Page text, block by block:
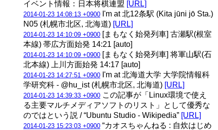
イベント情報：日本将棋連盟 [URL]
2014-01-23 14:08:13 +0900 I'm at 北12条駅 (Kita jūni jō Sta.)
N05 (札幌市北区, 北海道) [URL]
2014-01-23 14:10:09 +0900 [まもなく始発列車] 古瀬駅(根室
本線) 帯広方面始発 14:21 [auto]
2014-01-23 14:10:09 +0900 [まもなく始発列車] 将軍山駅(石
北本線) 上川方面始発 14:17 [auto]
2014-01-23 14:27:51 +0900 I'm at 北海道大学 大学院情報科
学研究科 - @hu_ist (札幌市北区, 北海道) [URL]
2014-01-23 14:39:33 +0900 この記事が「Linux環境で使え
る主要マルチメディアソフトのリスト」として優秀な
のではという説 / “Ubuntu Studio - Wikipedia” [URL]
2014-01-23 15:23:03 +0900 “カオスちゃんねる : 自炊はじめ